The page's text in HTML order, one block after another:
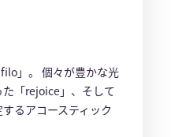
」。 個々が豊かな光
「rejoice」、そして
るアコースティック